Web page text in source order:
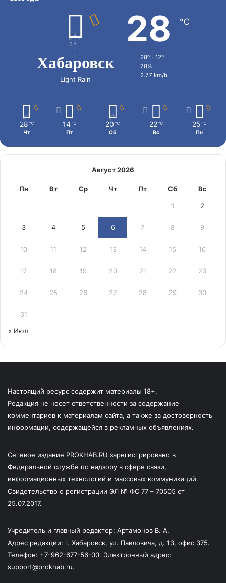
Хабаровск
Light Rain
28 ℃
28º - 12º
78%
2.77 km/h
28 ℃
Чт
14 ℃
Пт
20 ℃
Сб
22 ℃
Вс
25 ℃
Пн
Август 2026
Пн Вт Ср Чт Пт Сб Вс
1 2
3 4 5 6 7 8 9
10 11 12 13 14 15 16
17 18 19 20 21 22 23
24 25 26 27 28 29 30
31
« Июл
Настоящий ресурс содержит материалы 18+.
Редакция не несет ответственности за содержание
комментариев к материалам сайта, а также за достоверность
информации, содержащейся в рекламных объявлениях.
Сетевое издание PROKHAB.RU зарегистрировано в
Федеральной службе по надзору в сфере связи,
информационных технологий и массовых коммуникаций.
Свидетельство о регистрации ЭЛ № ФС 77 – 70505 от
25.07.2017.
Учредитель и главный редактор: Артамонов В. А.
Адрес редакции: г. Хабаровск, ул. Павловича, д. 13, офис 375.
Телефон: +7-962-677-56-00. Электронный адрес:
support@prokhab.ru.